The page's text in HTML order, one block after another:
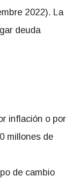
2022). La
deuda
inflación o por
millones de
de cambio